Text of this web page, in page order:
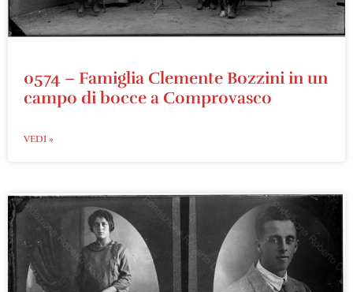
0574 – Famiglia Clemente Bozzini in un
campo di bocce a Comprovasco
VEDI »